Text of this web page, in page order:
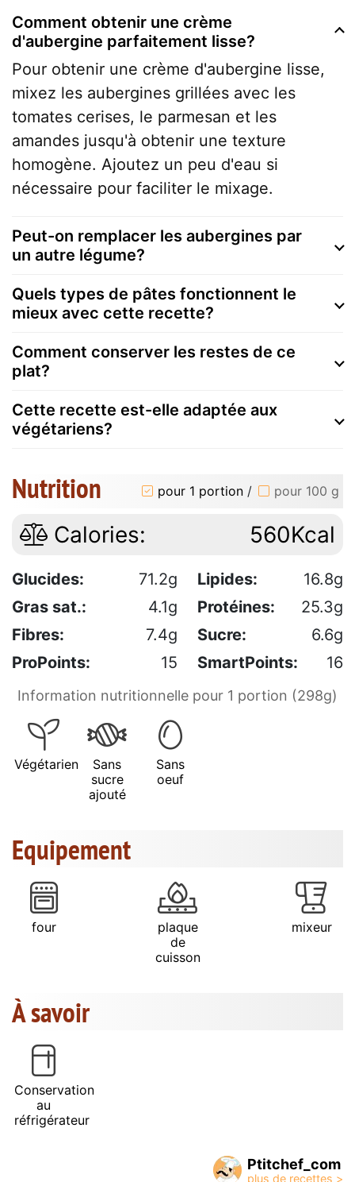
Comment obtenir une crème
d'aubergine parfaitement lisse?
Pour obtenir une crème d'aubergine lisse,
mixez les aubergines grillées avec les
tomates cerises, le parmesan et les
amandes jusqu'à obtenir une texture
homogène. Ajoutez un peu d'eau si
nécessaire pour faciliter le mixage.
Peut-on remplacer les aubergines par
un autre légume?
Quels types de pâtes fonctionnent le
mieux avec cette recette?
Comment conserver les restes de ce
plat?
Cette recette est-elle adaptée aux
végétariens?
Nutrition pour 1 portion / pour 100 g
Calories: 560Kcal
Glucides: 71.2g Lipides:
16.8g
Gras sat.:
4.1g Protéines:
25.3g
Fibres:
7.4g Sucre:
6.6g
ProPoints:
15 SmartPoints: 16
Information nutritionnelle pour 1 portion (298g)
Végétarien
Sans
sucre
ajouté
Sans
oeuf
Equipement
four
plaque
de
cuisson
mixeur
À savoir
Conservation
au
réfrigérateur
Ptitchef_com